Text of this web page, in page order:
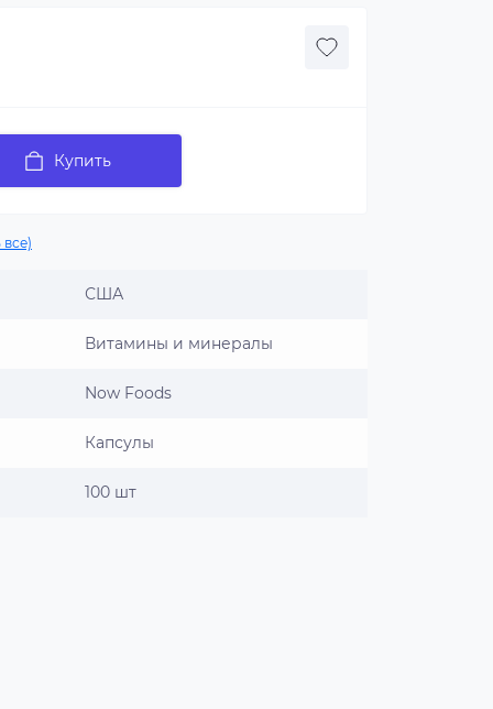
Купить
США
Витамины и минералы
Now Foods
Капсулы
100 шт